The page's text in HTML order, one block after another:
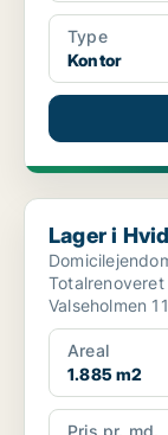
Type
Kontor
Lager i Hvidovre
Lager i
Totalrenoveret
Valseholmen
Areal
1.885 m2